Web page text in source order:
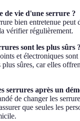
de vie d'une serrure ?
bien entretenue peut
vérifier régulièrement.
sont les plus sûrs ?
et électroniques sont
sûres, car elles
serrures après un
de changer les
que seules les